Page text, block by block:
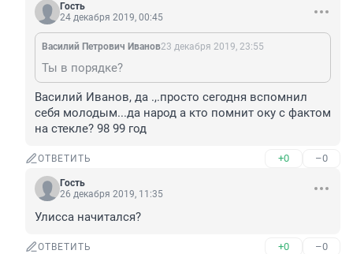
Гость
24 декабря 2019, 00:45
Василий Петрович Иванов23 декабря 2019, 23:55
Ты в порядке?
Василий Иванов, да .,.просто сегодня вспомнил
себя молодым...да народ а кто помнит оку с фактом
на стекле? 98 99 год
ОТВЕТИТЬ +0 –0
Гость
26 декабря 2019, 11:35
Улисса начитался?
ОТВЕТИТЬ +0 –0